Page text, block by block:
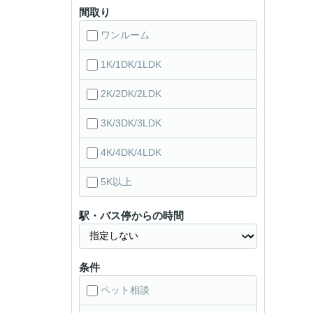
間取り
ワンルーム
1K/1DK/1LDK
2K/2DK/2LDK
3K/3DK/3LDK
4K/4DK/4LDK
5K以上
駅・バス停からの時間
条件
ペット相談